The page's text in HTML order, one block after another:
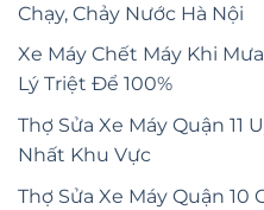
Chạy, Chảy Nước Hà Nội
Xe Máy Chết Máy Khi
Lý Triệt Để 100%
Thợ Sửa Xe Máy Quận 11
Nhất Khu Vực
Thợ Sửa Xe Máy Quận 10